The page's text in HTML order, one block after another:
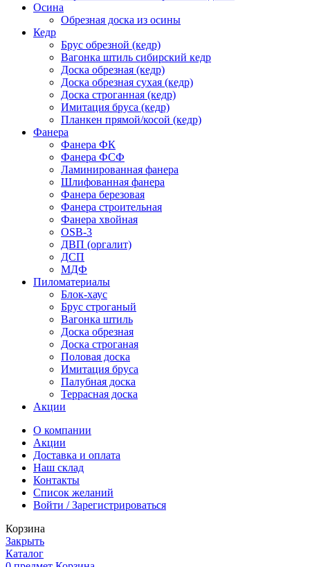
Осина
Обрезная доска из осины
Кедр
Брус обрезной (кедр)
Вагонка штиль сибирский кедр
Доска обрезная (кедр)
Доска обрезная сухая (кедр)
Доска строганная (кедр)
Имитация бруса (кедр)
Планкен прямой/косой (кедр)
Фанера
Фанера ФК
Фанера ФСФ
Ламинированная фанера
Шлифованная фанера
Фанера березовая
Фанера строительная
Фанера хвойная
OSB-3
ДВП (оргалит)
ДСП
МДФ
Пиломатериалы
Блок-хаус
Брус строганый
Вагонка штиль
Доска обрезная
Доска строганая
Половая доска
Имитация бруса
Палубная доска
Террасная доска
Акции
О компании
Акции
Доставка и оплата
Наш склад
Контакты
Список желаний
Войти / Зарегистрироваться
Корзина
Закрыть
Каталог